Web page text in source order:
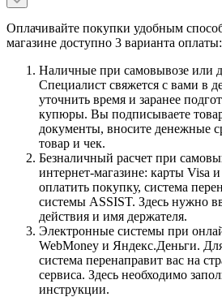
Оплачивайте покупки удобным
магазине доступно 3 варианта оплаты:
Наличные при самовывозе или
Специалист свяжется с вами в
уточнить время и заранее
купюры. Вы подписываете
документы, вносите денежные
товар и чек.
Безналичный расчет при
интернет-магазине: карты Visa
оплатить покупку, система
системы ASSIST. Здесь нужно
действия и имя держателя.
Электронные системы при
WebMoney и Яндекс.Деньги.
система перенаправит вас на
сервиса. Здесь необходимо
инструкции.